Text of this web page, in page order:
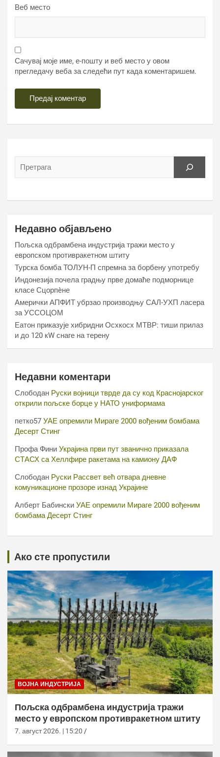
Веб место
Сачувај моје име, е-пошту и веб место у овом
прегледачу веба за следећи пут када коментаришем.
Недавно објављено
Пољска одбрамбена индустрија тражи место у
европском противракетном штиту
Турска бомба ТОЛУН-П спремна за борбену употребу
Индонезија почела градњу прве домаће подморнице
класе Сцорпèне
Амерички АПФИТ убрзао производњу САЛ-УХП ласера
за УССОЦОМ
Еатон приказује хибридни Осхкосх МТВР: тиши прилаз
и до 120 кW снаге на терену
Недавни коментари
Слободан Руски војници тврде да су код Краснојарског
открили пољске борце у НАТО униформама
петко57 УАЕ опремили Мираге 2000 вођеним бомбама
Десерт Стинг
Профа Фини Украјина први пут званично приказала
СТАСХ са Хеллфире ракетама на камиону ДАФ
Слободан Руски Рассвет већ отвара дневне
комуникационе прозоре изнад Украјине
Алберт Бабински УАЕ опремили Мираге 2000 вођеним
бомбама Десерт Стинг
Ако сте пропустили
ВОЈНА ИНДУСТРИЈА
Пољска одбрамбена индустрија тражи
место у европском противракетном штиту
7. август 2026. | 15:20